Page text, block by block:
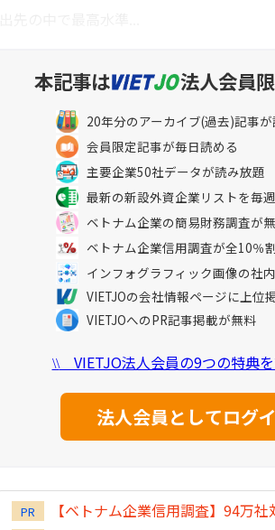
本記事は 法人会員
20年分のアーカイブ(過去)記事
会員限定記事が毎日読める
主要企業50社データが読み放題
最新の新設外資企業リストを毎
ベトナム企業の簡易財務調査が
ベトナム企業信用調査が全10％
インフォグラフィック画像の社
VIETJOの会社情報ページに上位
VIETJOへのPR記事掲載が無料
\\VIETJO法人会員の9つの特典
PR 【ベトナム企業信用調査】94万